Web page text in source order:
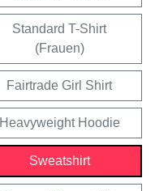
Standard T-Shirt
(Frauen)
Fairtrade Girl Shirt
Heavyweight Hoodie
Sweatshirt